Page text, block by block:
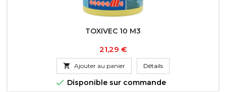
TOXIVEC 10 M3
Prix
21,29 €
 Ajouter au panier Détails
 Disponible sur commande